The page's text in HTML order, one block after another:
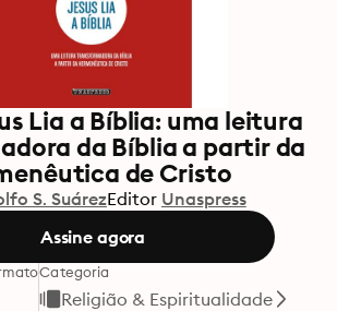
Lia a Bíblia: uma leitura
da Bíblia a partir da
de Cristo
S. SuárezEditor Unaspress
Assine agora
Categoria
Religião & Espiritualidade